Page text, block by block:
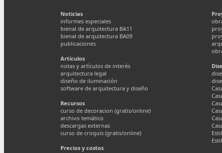
Noticias
informes especiales
bienal de arquitectura BA11
bienal de arquitectura BA09
publicaciones
Artículos
notas y artículos de interés
arquitectura legal
diseño de iluminación
software de arquitectura y diseño
Recursos
curso de decoracion (gratis/online)
archivo temático
descargas externas
curso de croquis (gratis/online)
Precios y costos